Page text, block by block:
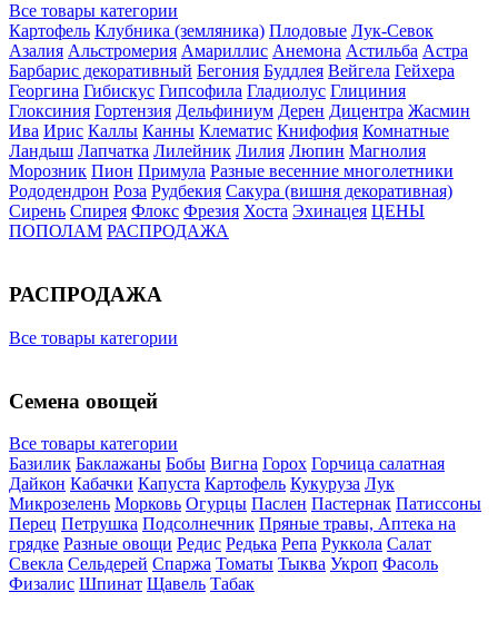
Все товары категории
Картофель Клубника (земляника) Плодовые Лук-Севок
Азалия Альстромерия Амариллис Анемона Астильба Астра
Барбарис декоративный Бегония Буддлея Вейгела Гейхера
Георгина Гибискус Гипсофила Гладиолус Глициния
Глоксиния Гортензия Дельфиниум Дерен Дицентра Жасмин
Ива Ирис Каллы Канны Клематис Книфофия Комнатные
Ландыш Лапчатка Лилейник Лилия Люпин Магнолия
Морозник Пион Примула Разные весенние многолетники
Рододендрон Роза Рудбекия Сакура (вишня декоративная)
Сирень Спирея Флокс Фрезия Хоста Эхинацея ЦЕНЫ
ПОПОЛАМ РАСПРОДАЖА
РАСПРОДАЖА
Все товары категории
Семена овощей
Все товары категории
Базилик Баклажаны Бобы Вигна Горох Горчица салатная
Дайкон Кабачки Капуста Картофель Кукуруза Лук
Микрозелень Морковь Огурцы Паслен Пастернак Патиссоны
Перец Петрушка Подсолнечник Пряные травы, Аптека на
грядке Разные овощи Редис Редька Репа Руккола Салат
Свекла Сельдерей Спаржа Томаты Тыква Укроп Фасоль
Физалис Шпинат Щавель Табак